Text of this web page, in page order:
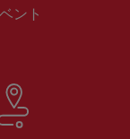
ント